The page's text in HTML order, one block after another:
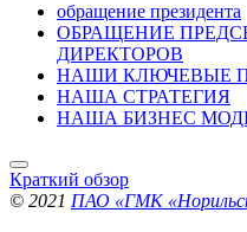
обращение президента
ОБРАЩЕНИЕ
ДИРЕКТОРОВ
НАШИ КЛЮЧЕВЫЕ
НАША СТРАТЕГИЯ
НАША БИЗНЕС
Краткий обзор
© 2021 ПАО «ГМК